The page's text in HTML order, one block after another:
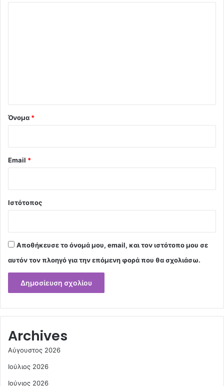
Όνομα *
Email *
Ιστότοπος
Αποθήκευσε το όνομά μου, email, και τον ιστότοπο μου σε
αυτόν τον πλοηγό για την επόμενη φορά που θα σχολιάσω.
Archives
Αύγουστος 2026
Ιούλιος 2026
Ιούνιος 2026